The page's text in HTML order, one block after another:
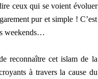
ceux qui se voient évoluer
pur et simple ! C’est
weekends…
reconnaître cet islam de la
à travers la cause du